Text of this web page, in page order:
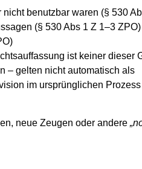
benutzbar waren (§ 530
(§ 530 Abs 1 Z 1–3 ZPO)
ist keiner dieser
– gelten nichtautomatisch als
im ursprünglichen
neue Zeugen oder andere